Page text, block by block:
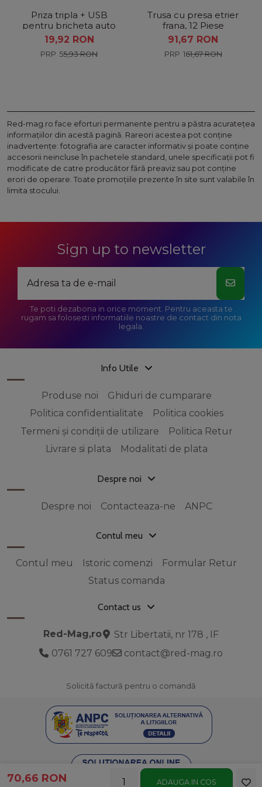
70,66 RON ADAUGA IN COS
Priza tripla + USB
pentru bricheta auto
19,92 RON
55,93 RON
Trusa cu presa etrier
frana, 12 Piese
91,67 RON
161,67 RON
Red-mag.ro face eforturi permanente pentru a păstra acurateţea
informaţiilor din acestă pagină. Rareori acestea pot conţine
inadvertenţe: fotografia are caracter informativ şi poate conţine
accesorii neincluse în pachetele standard, unele specificaţii pot fi
modificate de catre producător fără preaviz sau pot conţine
erori de operare. Toate promoţiile prezente în site sunt valabile în
limita stocului.
Sign up to newsletter
Te poti dezabona in orice moment. Pentru aceasta te
rugam sa folosesti informatiile noastre de contact din nota
legala.
Info Utile
Produse noi
Ghiduri de cumparare
Politica confidentialitate
Politica cookies
Termeni și condiții de utilizare
Politica Retur
Livrare si plata
Modalitati de plata
Despre noi
Despre noi Contacteaza-ne ANPC
Contul meu
Contul meu Istoric comenzi
Formular Retur
Status comanda
Contact us
Red-Mag,ro
Str Libertatii, nr 178 , IF
0761 727 609
contact@red-mag.ro
Solicită factură pentru o comandă